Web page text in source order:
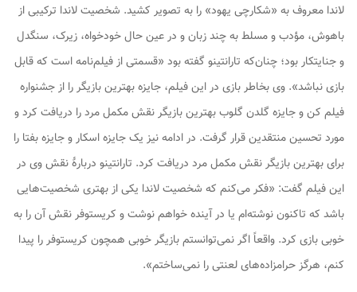
لاندا معروف به «شکارچی یهود» را به تصویر کشید. شخصیت لاندا ترکیبی از
باهوش، مؤدب و مسلط به چند زبان و در عین حال خودخواه، زیرک، سنگدل
و جنایتکار بود؛ چنان‌که تارانتینو گفته بود «قسمتی از فیلم‌نامه است که قابل
بازی نباشد». وی بخاطر بازی در این فیلم، جایزه بهترین بازیگر را از جشنواره
فیلم کن و جایزه گلدن گلوب بهترین بازیگر نقش مکمل مرد را دریافت کرد و
مورد تحسین منتقدین قرار گرفت. در ادامه نیز یک جایزه اسکار و جایزه بفتا را
برای بهترین بازیگر نقش مکمل مرد دریافت کرد. تارانتینو دربارهٔ نقش وی در
این فیلم گفت: «فکر می‌کنم که شخصیت لاندا یکی از بهتری شخصیت‌هایی
باشد که تاکنون نوشته‌ام یا در آینده خواهم نوشت و کریستوفر نقش آن را به
خوبی بازی کرد. واقعاً اگر نمی‌توانستم بازیگر خوبی همچون کریستوفر را پیدا
کنم، هرگزحرامزاده‌های لعنتیرا نمی‌ساختم».